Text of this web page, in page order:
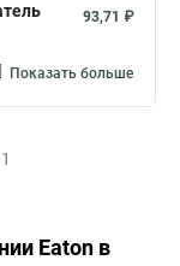
93,71 ₽
Показать больше
1
Eaton в